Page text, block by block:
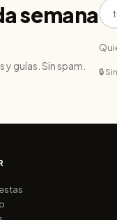
semana
guías. Sin spam.
🔒